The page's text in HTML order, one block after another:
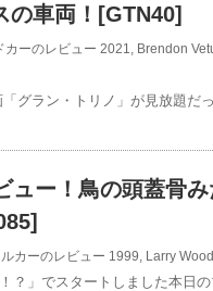
の車両！[GTN40]
カーのレビュー 2021, Brendon
グラン・トリノ」が見放題だ
ュー！鳥の頭蓋骨
カーのレビュー 1999, Larry Wood
？」でスタートしました本日